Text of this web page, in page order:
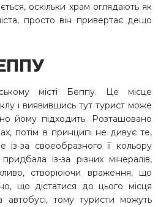
оскільки храм оглядають як
просто він привертає дещо
місті Беппу. Це місце
і виявившись тут турист може
йому підходить. Розташовано
потім в принципі не дивує те,
за своеобразного її кольору
із-за різних мінералів,
створюючи враження, що
що дістатися до цього місця
тому туристи можуть